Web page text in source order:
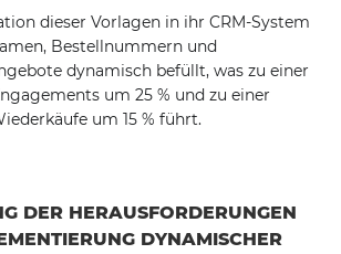
dieser Vorlagen in ihr CRM-System
Bestellnummern und
dynamisch befüllt, was zu einer
um 25 % und zu einer
um 15 % führt.
DER HERAUSFORDERUNGEN
DYNAMISCHER